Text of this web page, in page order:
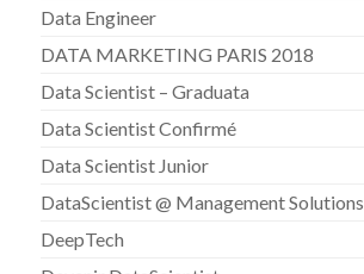
Data Engineer
DATA MARKETING PARIS 2018
Data Scientist – Graduata
Data Scientist Confirmé
Data Scientist Junior
DataScientist @ Management Solutions
DeepTech